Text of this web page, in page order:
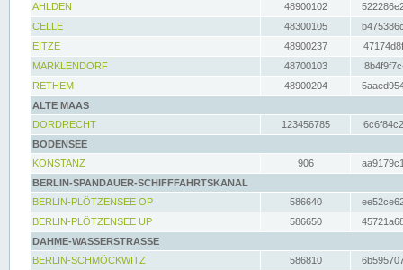
AHLDEN
48900102
CELLE
48300105
EITZE
48900237
MARKLENDORF
48700103
RETHEM
48900204
ALTE MAAS
DORDRECHT
123456785
BODENSEE
KONSTANZ
906
BERLIN-SPANDAUER-SCHIFFFAHRTSKANAL
BERLIN-PLÖTZENSEE OP
586640
BERLIN-PLÖTZENSEE UP
586650
DAHME-WASSERSTRASSE
BERLIN-SCHMÖCKWITZ
586810